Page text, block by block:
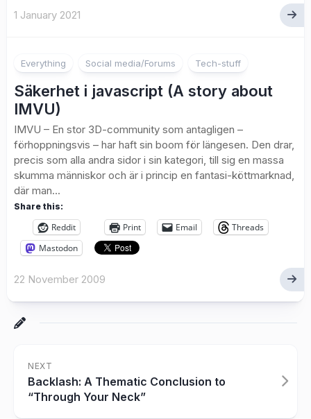
1 January 2021
Everything Social media/Forums Tech-stuff
Säkerhet i javascript (A story about
IMVU)
IMVU – En stor 3D-community som antagligen –
förhoppningsvis – har haft sin boom för längesen. Den drar,
precis som alla andra sidor i sin kategori, till sig en massa
skumma människor och är i princip en fantasi-köttmarknad,
där man...
Share this:
Reddit Print Email
Threads
Mastodon
22 November 2009
NEXT
Backlash: A Thematic Conclusion to
“Through Your Neck”